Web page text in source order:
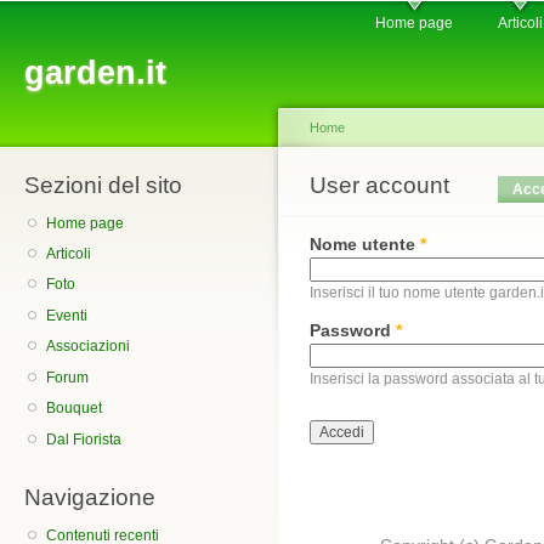
garden.it
Home page Articoli
Sezioni del sito
Home page
Articoli
Foto
Eventi
Associazioni
Forum
Bouquet
Dal Fiorista
Navigazione
Contenuti recenti
You are here
Home
User account
Primary tabs
Nome utente *
Inserisci il tuo nome utente
Password *
Inserisci la password associata al